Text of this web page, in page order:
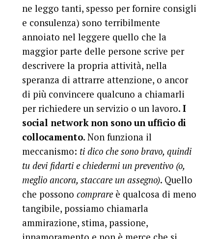
ne leggo tanti, spesso per fornire consigli
e consulenza) sono terribilmente
annoiato nel leggere quello che la
maggior parte delle persone scrive per
descrivere la propria attività, nella
speranza di attrarre attenzione, o ancor
di più convincere qualcuno a chiamarli
per richiedere un servizio o un lavoro. I
social network non sono un ufficio di
collocamento. Non funziona il
meccanismo: ti dico che sono bravo, quindi
tu devi fidarti e chiedermi un preventivo (o,
meglio ancora, staccare un assegno). Quello
che possono comprareè qualcosa di meno
tangibile, possiamo chiamarla
ammirazione, stima, passione,